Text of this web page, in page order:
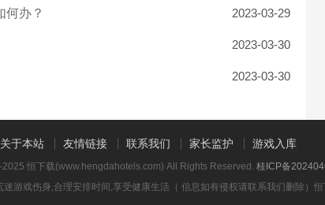
何办？ 2023-03-29
2023-03-30
2023-03-30
关于本站 友情链接 联系我们 家长监护 游戏入库
恒下载(www.hengdahotels.com) All Rights Reserved. 桂ICP备
游戏伤身,合理安排时间,享受健康生活（ 信息如有侵权请联系我们删除） 恒